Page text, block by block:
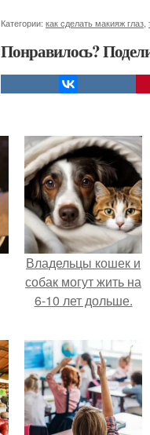
Категории: как сделать макияж глаз
Понравилось?
Владельцы кошек и
собак могут жить на
6-10 лет дольше.